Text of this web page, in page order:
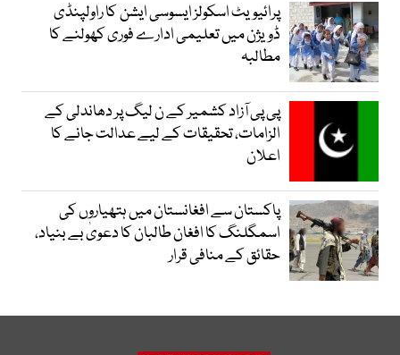
پرائیویٹ اسکولز ایسوسی ایشن کا راولپنڈی
ڈویژن میں تعلیمی ادارے فوری کھولنے کا
مطالبہ
پی پی آزاد کشمیر کے ن لیگ پر دھاندلی کے
الزامات، تحقیقات کے لیے عدالت جانے کا
اعلان
پاکستان سے افغانستان میں ہتھیاروں کی
اسمگلنگ کا افغان طالبان کا دعویٰ بے بنیاد،
حقائق کے منافی قرار